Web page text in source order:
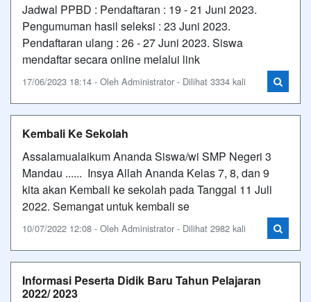
Jadwal PPBD : Pendaftaran : 19 - 21 Juni 2023.
Pengumuman hasil seleksi : 23 Juni 2023.
Pendaftaran ulang : 26 - 27 Juni 2023. Siswa
mendaftar secara online melalui link
17/06/2023 18:14 - Oleh Administrator - Dilihat 3334 kali
Kembali Ke Sekolah
Assalamualaikum Ananda Siswa/wi SMP Negeri 3
Mandau ...... Insya Allah Ananda Kelas 7, 8, dan 9
kita akan Kembali ke sekolah pada Tanggal 11 Juli
2022. Semangat untuk kembali se
10/07/2022 12:08 - Oleh Administrator - Dilihat 2982 kali
Informasi Peserta Didik Baru Tahun Pelajaran
2022/ 2023